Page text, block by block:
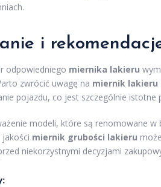
i
odpowiedniego miernika lakieru
zwrócić uwagę na miernik lakieru
pojazdu, co jest szczególnie istotne
modeli, które są renomowane
miernik grubości lakieru
niekorzystnymi decyzjami